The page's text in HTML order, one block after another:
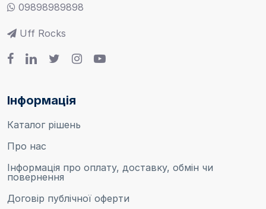
09898989898
Uff Rocks
Інформація
Каталог рішень
Про нас
Інформація про оплату, доставку, обмін чи
повернення
Договір публічної оферти